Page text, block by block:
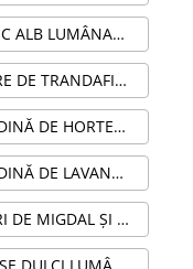
MOSC ALB LUMÂNARE PARFUMATĂ DIN CEARĂ NATURALĂ DE SOIA 100G ÎN STICLĂ AMBRĂ
MIERE DE TRANDAFIR ȘI MUȘCATE LUMÂNARE PARFUMATĂ DIN CEARĂ NATURALĂ DE SOIA 100G ÎN STICLĂ AMBRĂ
GRĂDINĂ DE HORTENSII LUMÂNARE PARFUMATĂ DIN CEARĂ NATURALĂ DE SOIA 100G ÎN STICLĂ AMBRĂ
GRĂDINĂ DE LAVANDĂ LUMÂNARE PARFUMATĂ DIN CEARĂ NATURALĂ DE SOIA 100G ÎN STICLĂ AMBRĂ
FLORI DE MIGDAL ȘI PRUNE ROȘII LUMÂNARE PARFUMATĂ DIN CEARĂ NATURALĂ DE SOIA 100G ÎN STICLĂ AMBRĂ